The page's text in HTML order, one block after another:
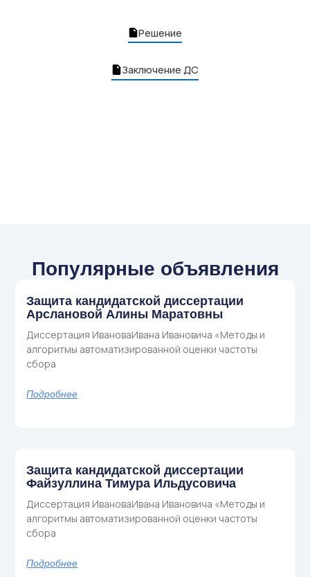
Решение
Заключение ДС
Популярные объявления
Защита кандидатской диссертации
Арслановой Алины Маратовны
Диссертация ИвановаИвана Ивановича «Методы и
алгоритмы автоматизированной оценки частоты
сбора
Подробнее
Защита кандидатской диссертации
Файзуллина Тимура Ильдусовича
Диссертация ИвановаИвана Ивановича «Методы и
алгоритмы автоматизированной оценки частоты
сбора
Подробнее